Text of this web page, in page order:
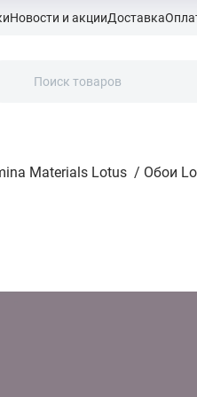
Новости и акцииДоставка
Materials Lotus / Обои